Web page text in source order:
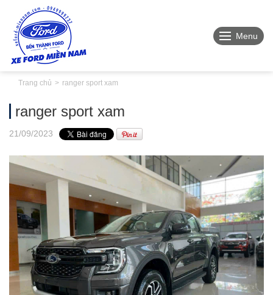
Menu
Trang chủ ranger sport xam
ranger sport xam
21/09/2023